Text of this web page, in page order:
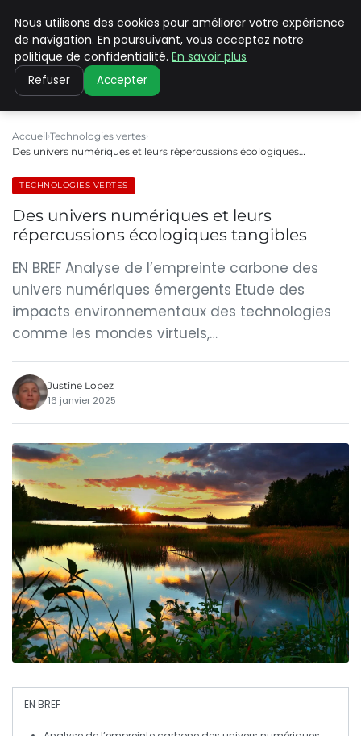
CLIMATE C ADVANCED
Accueil Technologies vertes
Des univers numériques et leurs répercussions écologiques…
TECHNOLOGIES VERTES
Des univers numériques et leurs
répercussions écologiques tangibles
EN BREF Analyse de l’empreinte carbone des
univers numériques émergents Etude des
impacts environnementaux des technologies
comme les mondes virtuels,…
Justine Lopez
16 janvier 2025
EN BREF
Nous utilisons des cookies pour améliorer votre expérience
de navigation. En poursuivant, vous acceptez notre
politique de confidentialité. En savoir plus
Refuser Accepter